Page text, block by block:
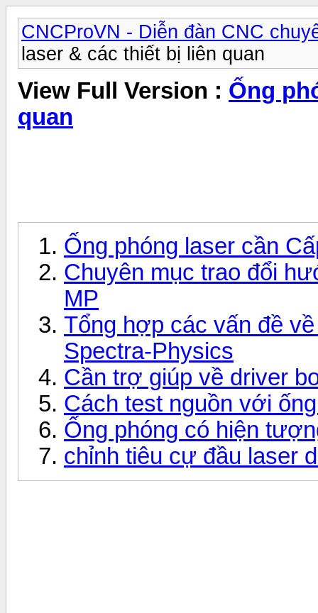
CNCProVN - Diễn đàn CNC
laser & các thiết bị liên quan
View Full Version : Ống
quan
Ống phóng laser cần
Chuyên mục trao đổi
MP
Tổng hợp các vấn đề
Spectra-Physics
Cần trợ giúp về driver
Cách test nguồn với
Ống phóng có hiện
chỉnh tiêu cự đầu laser